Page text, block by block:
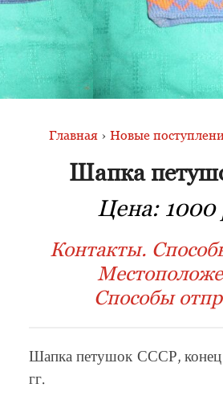
Главная › Новые
Шапка
Цена: 1000
Контакты.
Способы
Шапка петушок СССР,
гг.